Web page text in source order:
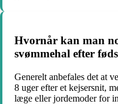
Hvornår kan man
svømmehal efter
Generelt anbefales det at
8 uger efter et kejsersnit,
læge eller jordemoder for